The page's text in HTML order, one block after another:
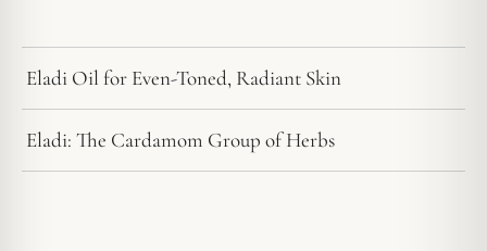
Eladi Oil for Even-Toned, Radiant Skin
Eladi: The Cardamom Group of Herbs